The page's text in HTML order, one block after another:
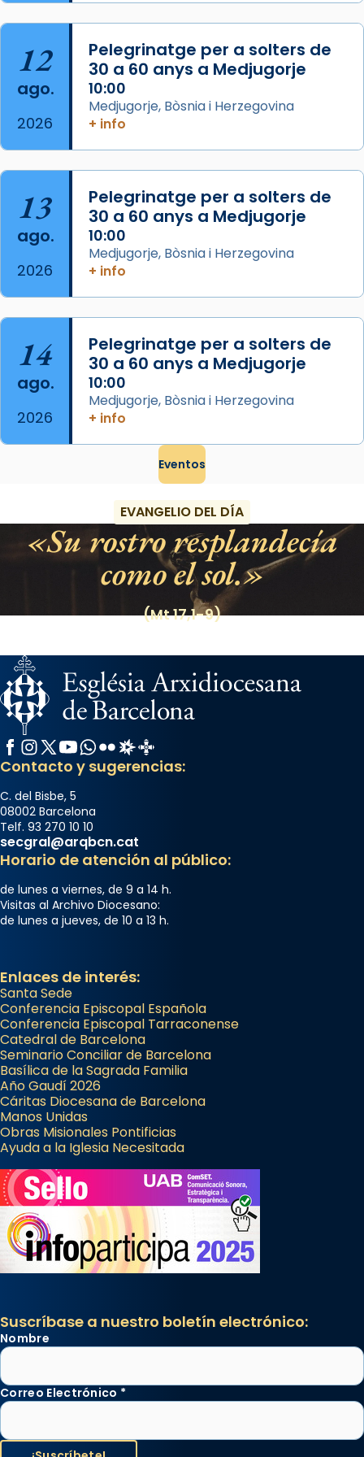
Acompanyant la història de sant Cugat, a
partir de l’Edat Mitjana sorgeix la tradició
que les santes Juliana (“relatiu a Júlia”) i
Semproniana (“relatiu a Semprònia =
eterna”) són deixebles seves. I l’any 1667, el
... Ver más
View on Facebook · Share
12
ago.
2026
Pelegrinatge per a solters de
30 a 60 anys a Medjugorje
10:00
Medjugorje, Bòsnia i Herzegovina
+ info
13
ago.
2026
Pelegrinatge per a solters de
30 a 60 anys a Medjugorje
10:00
Medjugorje, Bòsnia i Herzegovina
+ info
14
ago.
2026
Pelegrinatge per a solters de
30 a 60 anys a Medjugorje
10:00
Medjugorje, Bòsnia i Herzegovina
+ info
Eventos
EVANGELIO DEL DÍA
Su rostro resplandecía
como el sol.
(Mt 17,1-9)
Facebook
Instagram
X / Twitter
YouTube
WhatsApp
FlickrRadio Estel
Catalunya Cristiana
Contacto y sugerencias:
C. del Bisbe, 5
08002 Barcelona
Telf. 93 270 10 10
secgral@arqbcn.cat
Horario de atención al público:
de lunes a viernes, de 9 a 14 h.
Visitas al Archivo Diocesano:
de lunes a jueves, de 10 a 13 h.
Enlaces de interés:
Santa Sede
Conferencia Episcopal Española
Conferencia Episcopal Tarraconense
Catedral de Barcelona
Seminario Conciliar de Barcelona
Basílica de la Sagrada Familia
Año Gaudí 2026
Cáritas Diocesana de Barcelona
Manos Unidas
Obras Misionales Pontificias
Ayuda a la Iglesia Necesitada
Suscríbase a nuestro boletín electrónico:
Nombre
Correo Electrónico *